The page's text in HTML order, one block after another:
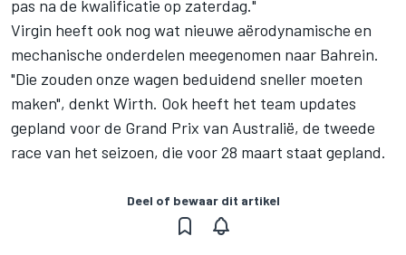
pas na de kwalificatie op zaterdag."
Virgin heeft ook nog wat nieuwe aërodynamische en
mechanische onderdelen meegenomen naar Bahrein.
"Die zouden onze wagen beduidend sneller moeten
maken", denkt Wirth. Ook heeft het team updates
gepland voor de Grand Prix van Australië, de tweede
race van het seizoen, die voor 28 maart staat gepland.
Deel of bewaar dit artikel